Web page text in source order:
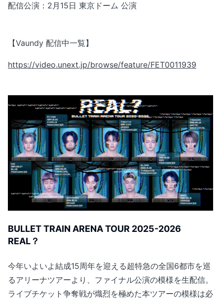
配信公演：2月15日 東京ドーム 公演
【Vaundy 配信中一覧】
https://video.unext.jp/browse/feature/FET0011939
BULLET TRAIN ARENA TOUR 2025-2026
REAL？
今年いよいよ結成15周年を迎える超特急の全国6都市を巡
るアリーナツアーより、ファイナル公演の模様を生配信。
ライブチケット争奪戦が熾烈を極めた本ツアーの模様は必